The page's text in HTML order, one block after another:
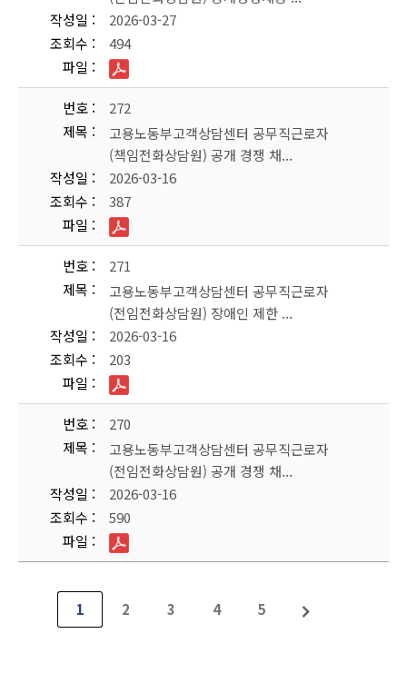
작성일
2026-03-27
조회수
494
파일
번호
272
제목
고용노동부고객상담센터 공무직근로자
(책임전화상담원) 공개 경쟁 채...
작성일
2026-03-16
조회수
387
파일
번호
271
제목
고용노동부고객상담센터 공무직근로자
(전임전화상담원) 장애인 제한 ...
작성일
2026-03-16
조회수
203
파일
번호
270
제목
고용노동부고객상담센터 공무직근로자
(전임전화상담원) 공개 경쟁 채...
작성일
2026-03-16
조회수
590
파일
1 2 3 4 5